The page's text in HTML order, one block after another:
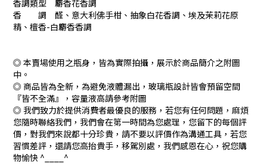
香調類型 麝香花香調
香 調 醛、意大利佛手柑、抽象白花香調、埃及茉莉花原
精、檀香-白麝香香調
◎ 本賣場使用之瓶身，皆為實際拍攝，展示於商品簡介之附圖
中。
◎ 商品皆為全新，為避免液體漏出，玻璃瓶設計皆會預留空間
『皆不全滿』，容量液高請參考附圖
◎ 我們致力於提供消費者最優良的服務，若您有任何問題，麻煩
您隨時聯絡我們，我們會在第一時間為您處理，您留下的每個評
價，對我們來說都十分珍貴，請不要以評價作為溝通工具，若您
習慣差評，還請您高抬貴手，移駕別處，我們感恩在心，祝您購
物愉快 ^____^